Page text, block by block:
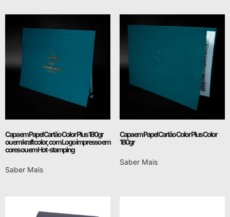
Capa em Papel Cartão Color Plus 180gr
ou em kraft color, com Logo impresso em
cores ou em Hot-stamping
Saber Mais
Capa em Papel Cartão Color Plus Color
180gr
Saber Mais